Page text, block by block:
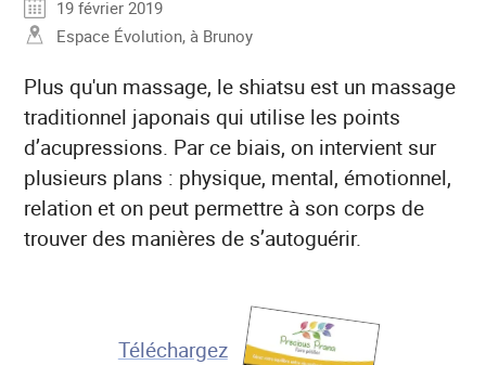
19 février 2019
Espace Évolution, à Brunoy
Plus qu'un massage, le shiatsu est un massage
traditionnel japonais qui utilise les points
d’acupressions. Par ce biais, on intervient sur
plusieurs plans : physique, mental, émotionnel,
relation et on peut permettre à son corps de
trouver des manières de s’autoguérir.
Téléchargez